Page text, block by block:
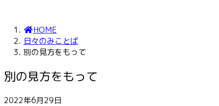
HOME
日々のみことば
別の見方をもって
別の見方をもって
2022年6月29日